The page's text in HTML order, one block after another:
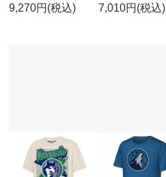
9,270円(税込) 7,010円(税込)